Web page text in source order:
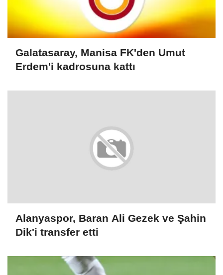
Galatasaray, Manisa FK'den Umut
Erdem'i kadrosuna kattı
Alanyaspor, Baran Ali Gezek ve Şahin
Dik'i transfer etti